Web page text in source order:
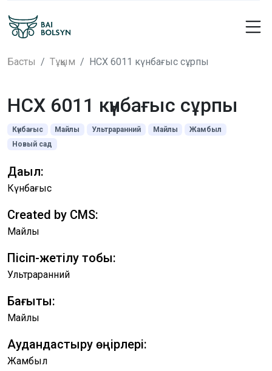
Басты Тұқым НСХ 6011 күнбағыс сұрпы
НСХ 6011 күнбағыс сұрпы
Күнбағыс Майлы Ультраранний Майлы
Жамбыл
Новый сад
Дақыл:
Күнбағыс
Created by CMS:
Майлы
Пісіп-жетілу тобы:
Ультраранний
Бағыты:
Майлы
Аудандастыру өңірлері:
Жамбыл